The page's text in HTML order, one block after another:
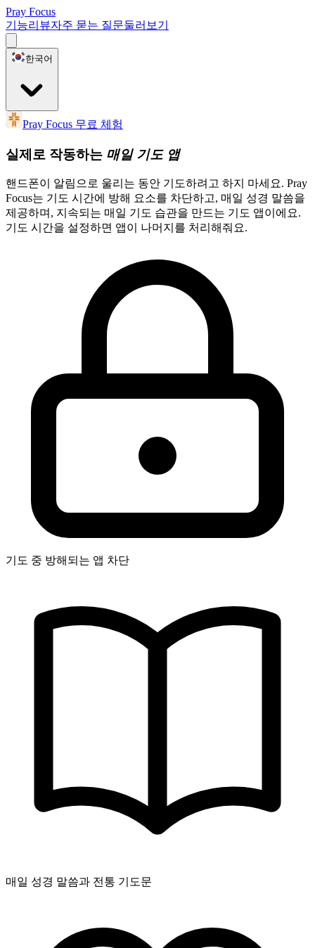
Pray Focus
기능리뷰자주 묻는 질문둘러보기
한국어
Pray Focus 무료 체험
실제로 작동하는 매일 기도 앱
핸드폰이 알림으로 울리는 동안 기도하려고 하지 마세요. Pray
Focus는 기도 시간에 방해 요소를 차단하고, 매일 성경 말씀을
제공하며, 지속되는 매일 기도 습관을 만드는 기도 앱이에요.
기도 시간을 설정하면 앱이 나머지를 처리해줘요.
기도 중 방해되는 앱 차단
매일 성경 말씀과 전통 기도문